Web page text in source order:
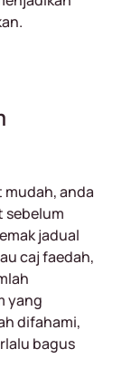
anda
sebelum
jadual
caj faedah,
yang
difahami,
bagus